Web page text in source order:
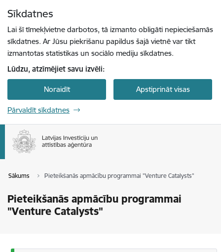
Sīkdatnes
Lai šī tīmekļvietne darbotos, tā izmanto obligāti nepieciešamās
sīkdatnes. Ar Jūsu piekrišanu papildus šajā vietnē var tikt
izmantotas statistikas un sociālo mediju sīkdatnes.
Lūdzu, atzīmējiet savu izvēli:
Noraidīt Apstiprināt visas
Pārvaldīt sīkdatnes
Sākums Pieteikšanās apmācību programmai "Venture Catalysts"
Pieteikšanās apmācību programmai
"Venture Catalysts"